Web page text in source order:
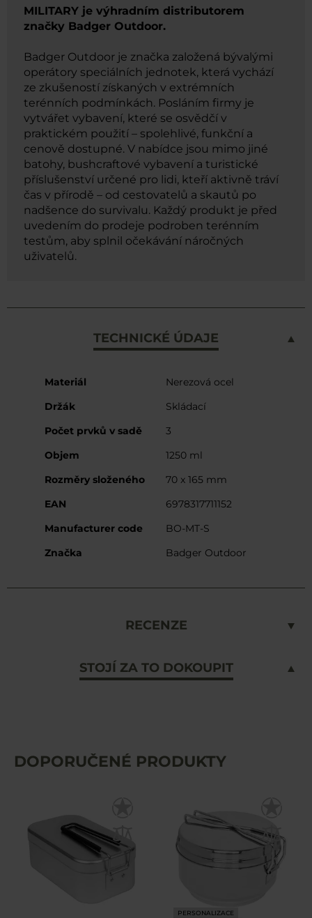
MILITARY je výhradním distributorem
značky Badger Outdoor.
Badger Outdoor je značka založená bývalými
operátory speciálních jednotek, která vychází
ze zkušeností získaných v extrémních
terénních podmínkách. Posláním firmy je
vytvářet vybavení, které se osvědčí v
praktickém použití – spolehlivé, funkční a
cenově dostupné. V nabídce jsou mimo jiné
batohy, bushcraftové vybavení a turistické
příslušenství určené pro lidi, kteří aktivně tráví
čas v přírodě – od cestovatelů a skautů po
nadšence do survivalu. Každý produkt je před
uvedením do prodeje podroben terénním
testům, aby splnil očekávání náročných
uživatelů.
TECHNICKÉ ÚDAJE
Více
Materiál
Nerezová ocel
Držák
Skládací
Počet prvků v sadě
3
Objem
1250 ml
Rozměry složeného
70 x 165 mm
EAN
6978317711152
Manufacturer code
BO-MT-S
Značka
Badger Outdoor
RECENZE
STOJÍ ZA TO DOKOUPIT
DOPORUČENÉ PRODUKTY
PERSONALIZACE